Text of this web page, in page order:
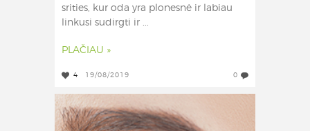
srities, kur oda yra plonesnė ir labiau
linkusi sudirgti ir ...
PLAČIAU »
4 19/08/2019 0